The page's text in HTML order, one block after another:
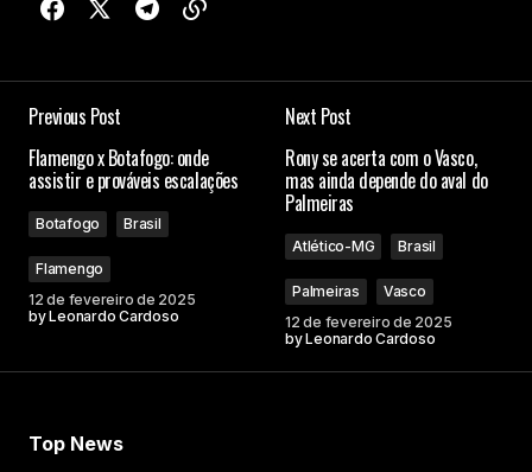
Previous Post
Flamengo x Botafogo: onde
assistir e prováveis escalações
Botafogo Brasil
Flamengo
12 de fevereiro de 2025
byLeonardo Cardoso
Next Post
Rony se acerta com o Vasco,
mas ainda depende do aval do
Palmeiras
Atlético-MG Brasil
Palmeiras
Vasco
12 de fevereiro de 2025
byLeonardo Cardoso
Top News